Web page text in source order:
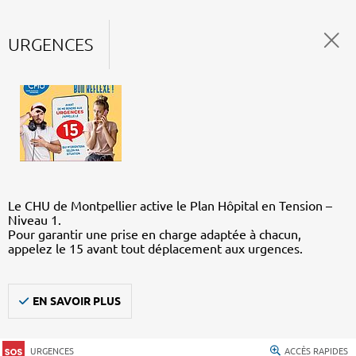
URGENCES
Le CHU de Montpellier active le Plan Hôpital en Tension –
Niveau 1.
Pour garantir une prise en charge adaptée à chacun,
appelez le 15 avant tout déplacement aux urgences.
EN SAVOIR PLUS
URGENCES ACCÈS RAPIDES